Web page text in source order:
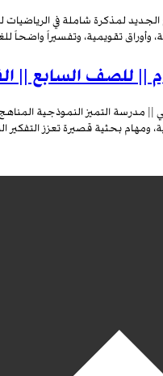
لمذكرة شاملة في
وأوراق تقويمية، وتفسيراً واضحاً
للصف السابع ||
التميز النموذجية
بحثية قصيرة تعزز التفكير